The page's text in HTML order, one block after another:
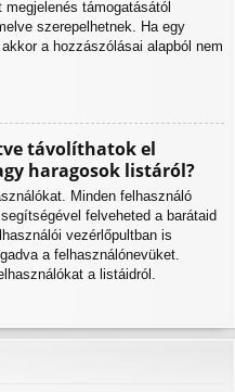
támogatásától
szerepelhetnek. Ha egy
a hozzászólásai alapból nem
távolíthatok el
haragosok listáról?
Minden felhasználó
felveheted a barátaid
vezérlőpultban is
a felhasználónevüket.
a listáidról.